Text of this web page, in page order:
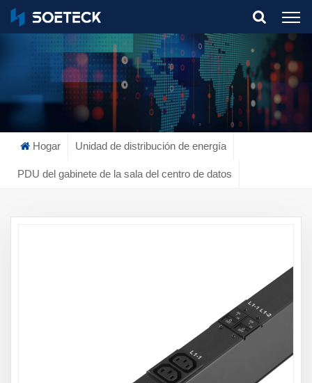
What Are You Looking For?
Hogar Unidad de distribución de energía
PDU del gabinete de la sala del centro de datos